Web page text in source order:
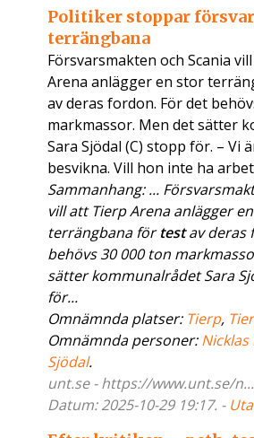
Politiker stoppar
terrängbana
Försvarsmakten och Scania
Arena anlägger en stor
av deras fordon. För det
markmassor. Men det sätter
Sara Sjödal (C) stopp för. – Vi
besvikna. Vill hon inte ha
Sammanhang: ...
vill att Tierp Arena anlägger
terrängbana förtestav deras
behövs 30 000 ton
sätter kommunalrådet Sara
för...
Omnämnda platser: Tierp,
Omnämnda personer:Nicklas
Sjödal.
unt.se - https://www.unt.se/
Datum: 2025-10-29 19:17. -